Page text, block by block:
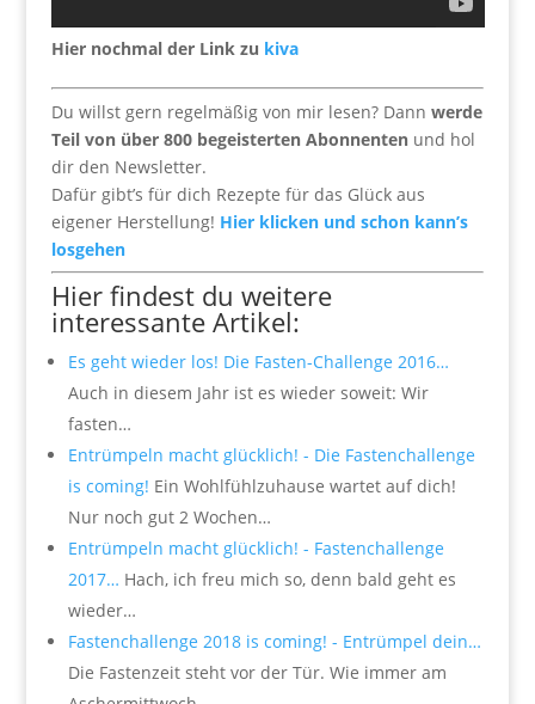
Hier nochmal der Link zu kiva
Du willst gern regelmäßig von mir lesen? Dann werde
Teil von über 800 begeisterten Abonnentenund hol
dir den Newsletter.
Dafür gibt’s für dich Rezepte für das Glück aus
eigener Herstellung! Hier klicken und schon kann’s
losgehen
Hier findest du weitere
interessante Artikel:
Es geht wieder los! Die Fasten-Challenge 2016…
Auch in diesem Jahr ist es wieder soweit: Wir
fasten…
Entrümpeln macht glücklich! - Die Fastenchallenge
is coming! Ein Wohlfühlzuhause wartet auf dich!
Nur noch gut 2 Wochen…
Entrümpeln macht glücklich! - Fastenchallenge
2017… Hach, ich freu mich so, denn bald geht es
wieder…
Fastenchallenge 2018 is coming! - Entrümpel dein…
Die Fastenzeit steht vor der Tür. Wie immer am